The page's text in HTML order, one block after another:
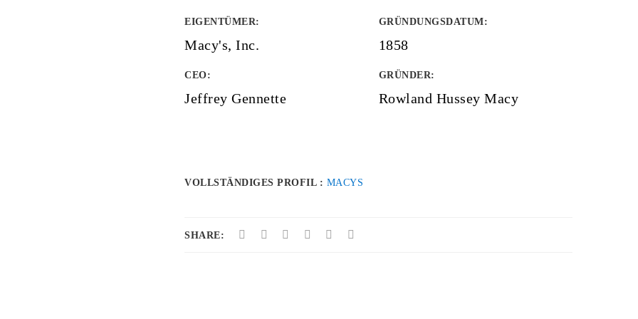
EIGENTÜMER:
Macy's, Inc.
GRÜNDUNGSDATUM:
1858
CEO:
Jeffrey Gennette
GRÜNDER:
Rowland Hussey Macy
VOLLSTÄNDIGES PROFIL : MACYS
SHARE: